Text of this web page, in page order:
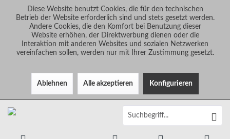
Diese Website benutzt Cookies, die für den technischen
Betrieb der Website erforderlich sind und stets gesetzt werden.
Andere Cookies, die den Komfort bei Benutzung dieser
Website erhöhen, der Direktwerbung dienen oder die
Interaktion mit anderen Websites und sozialen Netzwerken
vereinfachen sollen, werden nur mit Ihrer Zustimmung gesetzt.
Ablehnen Alle akzeptieren Konfigurieren